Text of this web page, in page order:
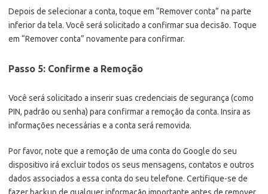
Depois de selecionar a conta, toque em “Remover conta” na parte
inferior da tela. Você será solicitado a confirmar sua decisão. Toque
em “Remover conta” novamente para confirmar.
Passo 5: Confirme a Remoção
Você será solicitado a inserir suas credenciais de segurança (como
PIN, padrão ou senha) para confirmar a remoção da conta. Insira as
informações necessárias e a conta será removida.
Por favor, note que a remoção de uma conta do Google do seu
dispositivo irá excluir todos os seus mensagens, contatos e outros
dados associados a essa conta do seu telefone. Certifique-se de